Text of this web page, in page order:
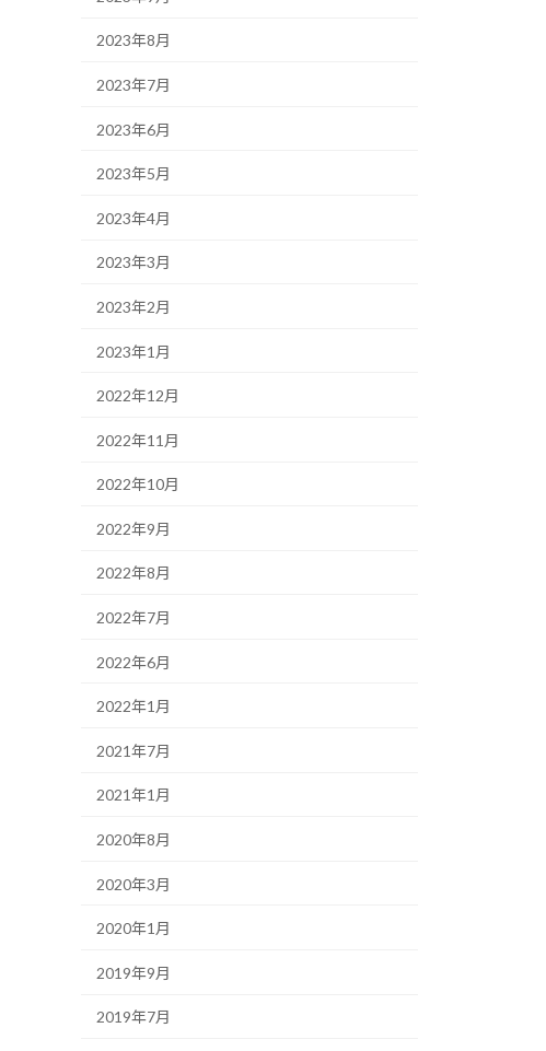
2023年8月
2023年7月
2023年6月
2023年5月
2023年4月
2023年3月
2023年2月
2023年1月
2022年12月
2022年11月
2022年10月
2022年9月
2022年8月
2022年7月
2022年6月
2022年1月
2021年7月
2021年1月
2020年8月
2020年3月
2020年1月
2019年9月
2019年7月